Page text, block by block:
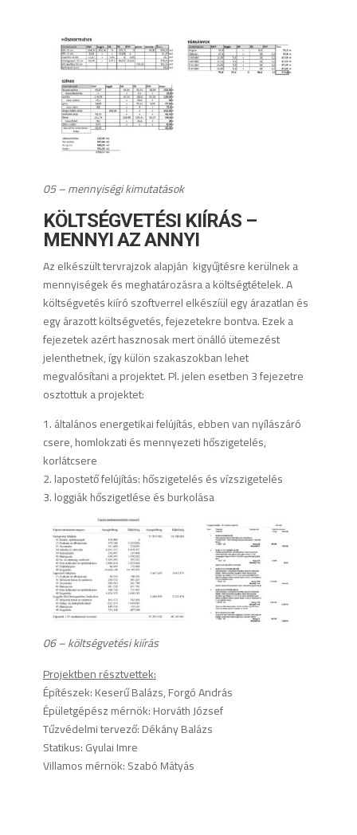
05 – mennyiségi kimutatások
KÖLTSÉGVETÉSI KIÍRÁS –
MENNYI AZ ANNYI
Az elkészült tervrajzok alapján kigyűjtésre kerülnek a
mennyiségek és meghatározásra a költségtételek. A
költségvetés kiíró szoftverrel elkészíül egy árazatlan és
egy árazott költségvetés, fejezetekre bontva. Ezek a
fejezetek azért hasznosak mert önálló ütemezést
jelenthetnek, így külön szakaszokban lehet
megvalósítani a projektet. Pl. jelen esetben 3 fejezetre
osztottuk a projektet:
1. általános energetikai felújítás, ebben van nyílászáró
csere, homlokzati és mennyezeti hőszigetelés,
korlátcsere
2. lapostető felújítás: hőszigetelés és vízszigetelés
3. loggiák hőszigetlése és burkolása
06 – költségvetési kiírás
Projektben résztvettek:
Építészek: Keserű Balázs, Forgó András
Épületgépész mérnök: Horváth József
Tűzvédelmi tervező: Dékány Balázs
Statikus: Gyulai Imre
Villamos mérnök: Szabó Mátyás